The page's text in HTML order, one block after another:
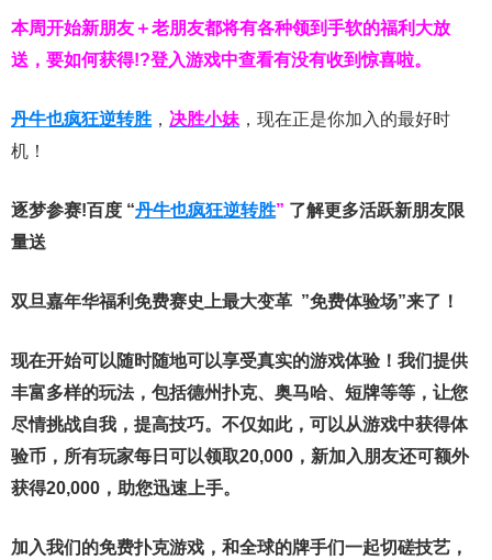
本周开始新朋友＋老朋友都将有各种领到手软的福利大放
送，要如何获得!?登入游戏中查看有没有收到惊喜啦。
丹牛也疯狂逆转胜 ， 决胜小妹 ，现在正是你加入的最好时
机！
逐梦参赛!百度 “丹牛也疯狂逆转胜” 了解更多活跃新朋友限
量送
双旦嘉年华福利免费赛史上最大变革 ”免费体验场”来了！
现在开始可以随时随地可以享受真实的游戏体验！我们提供
丰富多样的玩法，包括德州扑克、奥马哈、短牌等等，让您
尽情挑战自我，提高技巧。不仅如此， 可以从游戏中获得体
验币，所有玩家每日可以领取20,000，新加入朋友还可额外
获得20,000，助您迅速上手。
加入我们的免费扑克游戏，和全球的牌手们一起切磋技艺，